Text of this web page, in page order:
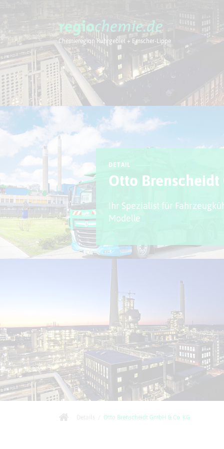
Chemieregion Ruhrgebiet + Emscher-Lippe
Chemieregion
DETAIL
Otto Brenscheidt
Ihr Spezialist für
Modelle
Otto Brenscheidt GmbH & Co. KG